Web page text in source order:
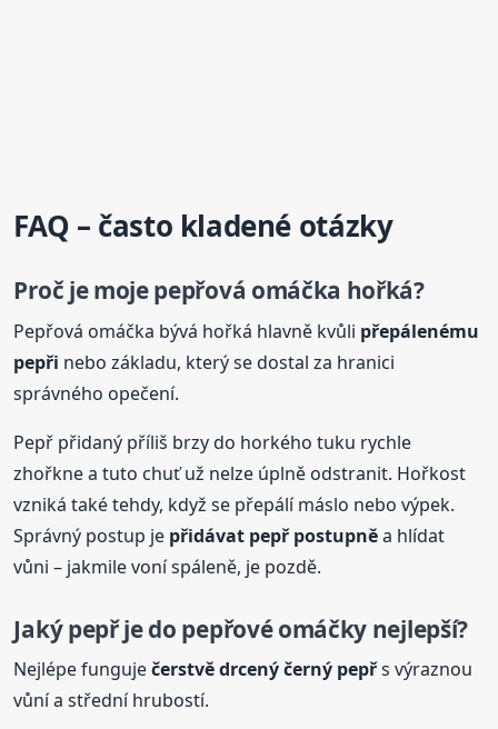
FAQ – často kladené otázky
Proč je moje pepřová omáčka hořká?
Pepřová omáčka bývá hořká hlavně kvůli přepálenému
pepři nebo základu, který se dostal za hranici
správného opečení.
Pepř přidaný příliš brzy do horkého tuku rychle
zhořkne a tuto chuť už nelze úplně odstranit. Hořkost
vzniká také tehdy, když se přepálí máslo nebo výpek.
Správný postup je přidávat pepř postupněa hlídat
vůni – jakmile voní spáleně, je pozdě.
Jaký pepř je do pepřové omáčky nejlepší?
Nejlépe funguječerstvě drcený černý pepřs výraznou
vůní a střední hrubostí.